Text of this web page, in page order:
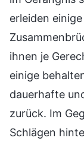
erleiden
ihnen je
einige
dauerhafte
zurück. Im
Schlägen